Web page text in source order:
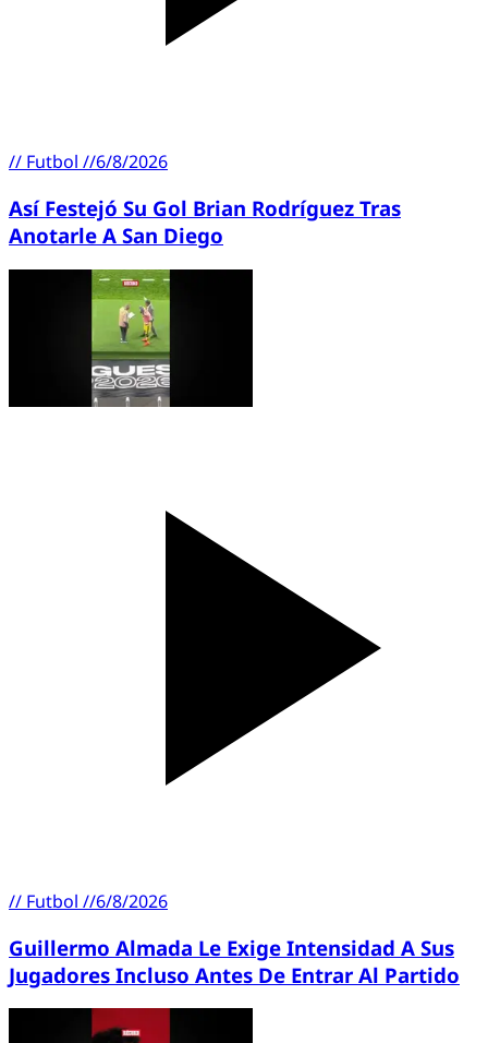
// Futbol //6/8/2026
Así Festejó Su Gol Brian Rodríguez Tras
Anotarle A San Diego
// Futbol //6/8/2026
Guillermo Almada Le Exige Intensidad A Sus
Jugadores Incluso Antes De Entrar Al Partido